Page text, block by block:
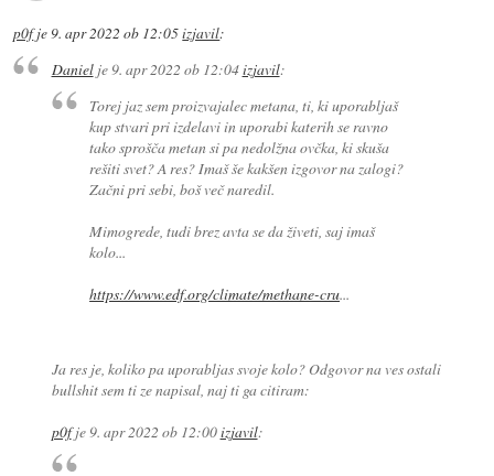
p0fje9. apr 2022 ob 12:05izjavil:
Danielje9. apr 2022 ob 12:04izjavil:
Torej jaz sem proizvajalec metana, ti, ki uporabljaš
kup stvari pri izdelavi in uporabi katerih se ravno
tako sprošča metan si pa nedolžna ovčka, ki skuša
rešiti svet? A res? Imaš še kakšen izgovor na zalogi?
Začni pri sebi, boš več naredil.
Mimogrede, tudi brez avta se da živeti, saj imaš
kolo...
https://www.edf.org/climate/methane-cru...
Ja res je, koliko pa uporabljas svoje kolo? Odgovor na ves ostali
bullshit sem ti ze napisal, naj ti ga citiram:
p0fje9. apr 2022 ob 12:00izjavil: